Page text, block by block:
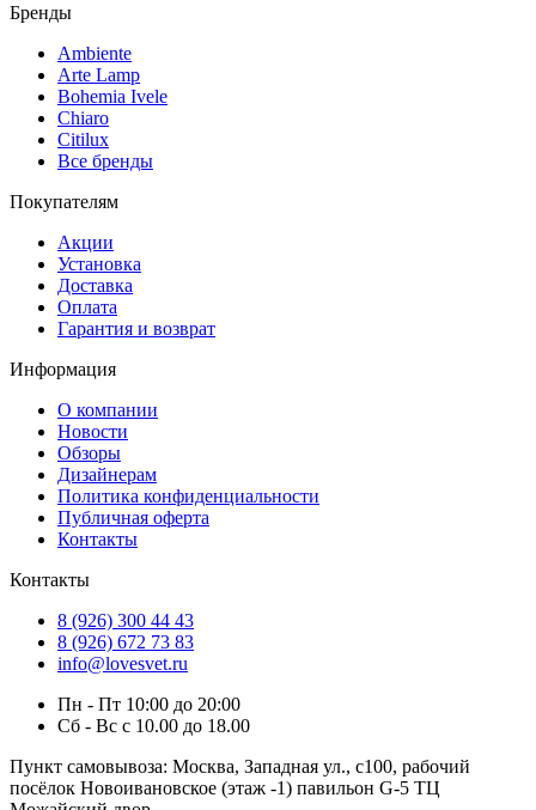
Бренды
Ambiente
Arte Lamp
Bohemia Ivele
Chiaro
Citilux
Все бренды
Покупателям
Акции
Установка
Доставка
Оплата
Гарантия и возврат
Информация
О компании
Новости
Обзоры
Дизайнерам
Политика конфиденциальности
Публичная оферта
Контакты
Контакты
8 (926) 300 44 43
8 (926) 672 73 83
info@lovesvet.ru
Пн - Пт 10:00 до 20:00
Сб - Вс с 10.00 до 18.00
Пункт самовывоза: Москва, Западная ул., с100, рабочий
посёлок Новоивановское (этаж -1) павильон G-5 ТЦ